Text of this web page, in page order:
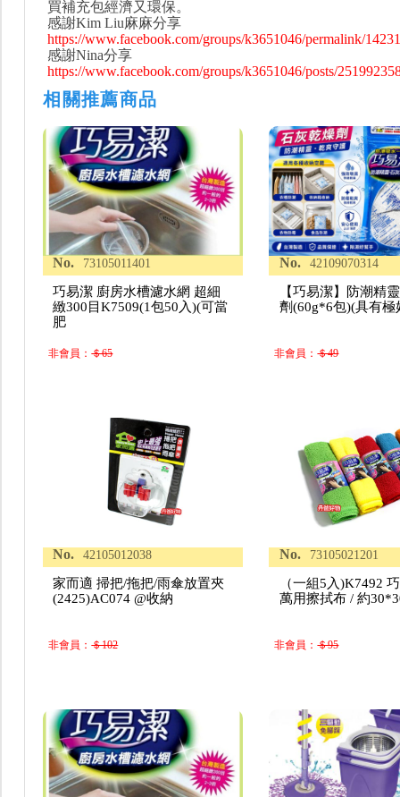
買補充包經濟又環保。
感謝Kim Liu麻麻分享
https://www.facebook.com/groups/k3651046/permalink/
感謝Nina分享
https://www.facebook.com/groups/k3651046/posts/
相關推薦商品
No. 73105011401
巧易潔 廚房水槽濾水網 超細
緻300目K7509(1包50入)(可當
肥
非會員：＄65
No. 42109070314
【巧易潔】防潮精
劑(60g*6包)(具有極
非會員：＄49
No. 42105012038
家而適 掃把/拖把/雨傘放置夾
(2425)AC074 @收納
非會員：＄102
No. 73105021201
（一組5入)K7492
萬用擦拭布 / 約
非會員：＄95